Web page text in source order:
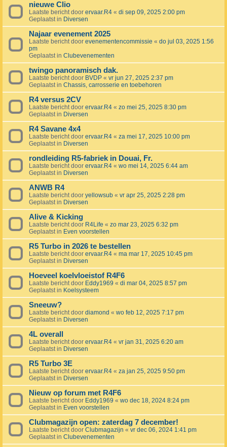
nieuwe Clio
Laatste bericht door ervaar.R4 « di sep 09, 2025 2:00 pm
Geplaatst in Diversen
Najaar evenement 2025
Laatste bericht door evenementencommissie « do jul 03, 2025 1:56
pm
Geplaatst in Clubevenementen
twingo panoramisch dak.
Laatste bericht door BVDP « vr jun 27, 2025 2:37 pm
Geplaatst in Chassis, carrosserie en toebehoren
R4 versus 2CV
Laatste bericht door ervaar.R4 « zo mei 25, 2025 8:30 pm
Geplaatst in Diversen
R4 Savane 4x4
Laatste bericht door ervaar.R4 « za mei 17, 2025 10:00 pm
Geplaatst in Diversen
rondleiding R5-fabriek in Douai, Fr.
Laatste bericht door ervaar.R4 « wo mei 14, 2025 6:44 am
Geplaatst in Diversen
ANWB R4
Laatste bericht door yellowsub « vr apr 25, 2025 2:28 pm
Geplaatst in Diversen
Alive & Kicking
Laatste bericht door R4Life « zo mar 23, 2025 6:32 pm
Geplaatst in Even voorstellen
R5 Turbo in 2026 te bestellen
Laatste bericht door ervaar.R4 « ma mar 17, 2025 10:45 pm
Geplaatst in Diversen
Hoeveel koelvloeistof R4F6
Laatste bericht door Eddy1969 « di mar 04, 2025 8:57 pm
Geplaatst in Koelsysteem
Sneeuw?
Laatste bericht door diamond « wo feb 12, 2025 7:17 pm
Geplaatst in Diversen
4L overall
Laatste bericht door ervaar.R4 « vr jan 31, 2025 6:20 am
Geplaatst in Diversen
R5 Turbo 3E
Laatste bericht door ervaar.R4 « za jan 25, 2025 9:50 pm
Geplaatst in Diversen
Nieuw op forum met R4F6
Laatste bericht door Eddy1969 « wo dec 18, 2024 8:24 pm
Geplaatst in Even voorstellen
Clubmagazijn open: zaterdag 7 december!
Laatste bericht door Clubmagazijn « vr dec 06, 2024 1:41 pm
Geplaatst in Clubevenementen